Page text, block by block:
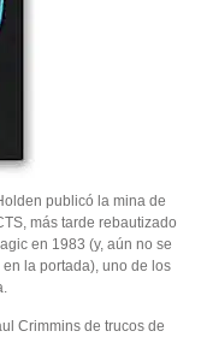
publicó la mina de
más tarde rebautizado
en 1983 (y, aún no se
la portada), uno de los
Crimmins de trucos de